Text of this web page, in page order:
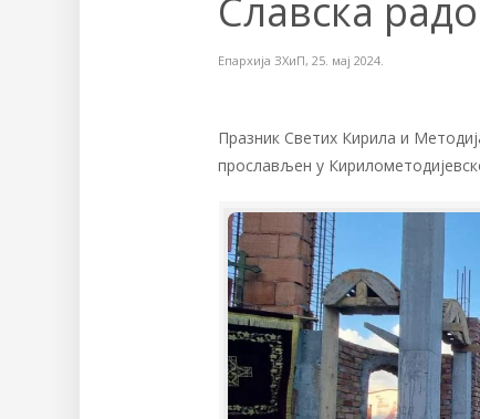
Славска
Епархија ЗХиП, 25. мај 2024.
Празник Светих Кирила и
прослављен у